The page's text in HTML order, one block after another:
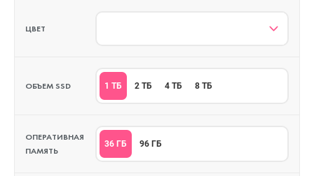
ЦВЕТ
ОБЪЕМ SSD 1 ТБ 2 ТБ 4 ТБ 8 ТБ
ОПЕРАТИВНАЯ
ПАМЯТЬ
36 ГБ 96 ГБ